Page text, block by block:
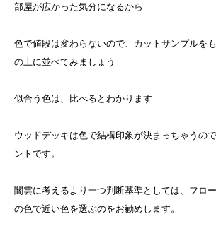
部屋が広かった気分になるから
色で値段は変わらないので、カットサンプルを
の上に並べてみましょう
似合う色は、比べるとわかります
ウッドデッキは色で結構印象が決まっちゃうの
ントです。
闇雲に考えるより一つ判断基準としては、フロ
の色で近い色を選ぶのをお勧めします。